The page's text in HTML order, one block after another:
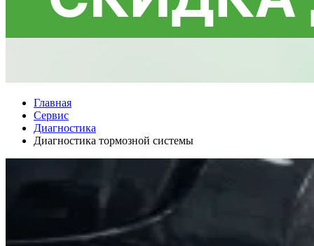
Главная
Сервис
Диагностика
Диагностика тормозной системы